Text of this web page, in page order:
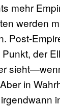
mehr
werden
Post-
der
in